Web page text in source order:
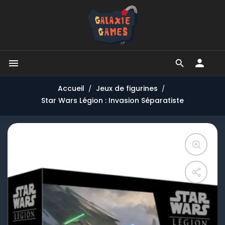


Accueil
Jeux de figurines
Star Wars Légion : Invasion Séparatiste